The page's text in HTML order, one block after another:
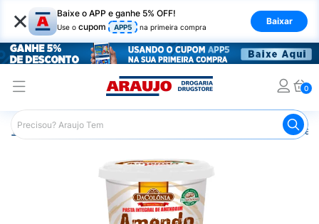
× Baixe o APP e ganhe 5% OFF!
Use o cupom APP5 na primeira compra
Baixar
0
Araujo Nutrição Saudável Pasta